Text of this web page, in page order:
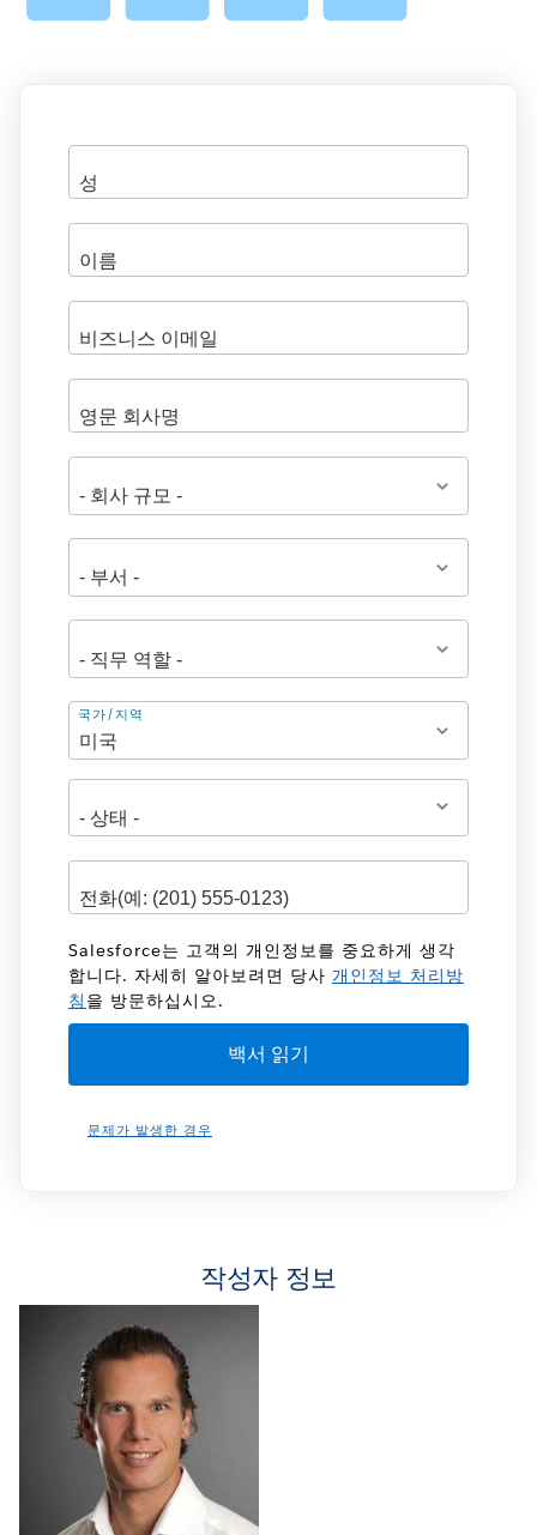
주
소
국가/지역
Salesforce는 고객의 개인정보를 중요하게 생각
합니다. 자세히 알아보려면 당사 개인정보 처리방
침 을 방문하십시오.
문제가 발생한 경우
작성자 정보